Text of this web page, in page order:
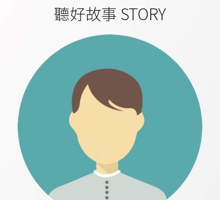
聽好故事 STORY